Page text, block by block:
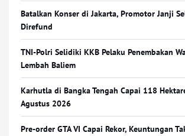
Batalkan Konser di Jakarta, Promotor Janji
Direfund
TNI-Polri Selidiki KKB Pelaku Penembakan
Lembah Baliem
Karhutla di Bangka Tengah Capai 118
Agustus 2026
Pre-order GTA VI Capai Rekor, Keuntungan